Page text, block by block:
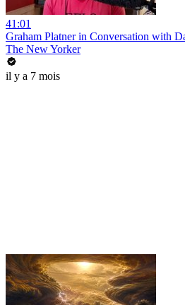
41:01
Graham Platner in Conversation with
The New Yorker
il y a 7 mois